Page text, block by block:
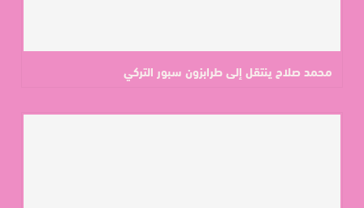
محمد صلاح ينتقل إلى طرابزون سبور التركي